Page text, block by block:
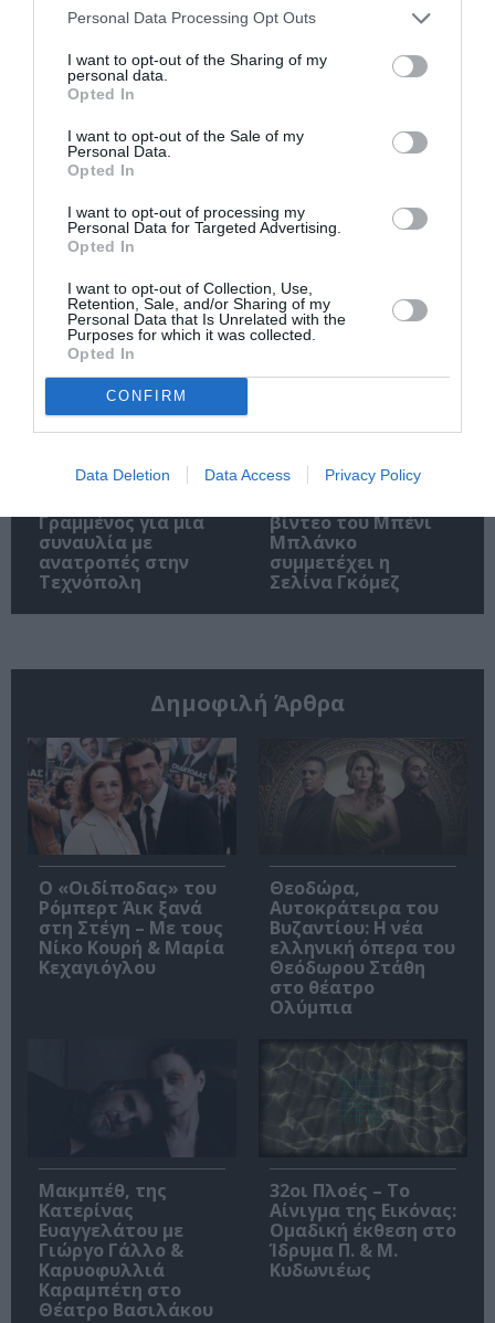
Personal Data Processing Opt Outs
I want to opt-out of the Sharing of my
personal data.
Opted In
I want to opt-out of the Sale of my
Personal Data.
Opted In
I want to opt-out of processing my
Personal Data for Targeted Advertising.
Opted In
I want to opt-out of Collection, Use,
Retention, Sale, and/or Sharing of my
Personal Data that Is Unrelated with the
Purposes for which it was collected.
Opted In
CONFIRM
Data Deletion Data Access Privacy Policy
Σχετικά Άρθρα
Symphonic Fantasy”
έρχεται στην
Ελλάδα με την
Κρατική Ορχήστρα
Αθηνών
ελληνικού
κινηματογράφου:
Αδάμ Τσαρούχης
στην Ταράτσα του
Λαμπέτη
Γραμμένος για μια
συναυλία με
ανατροπές στην
Τεχνόπολη
βίντεο του Μπένι
Μπλάνκο
συμμετέχει η
Σελίνα Γκόμεζ
Δημοφιλή Άρθρα
O «Οιδίποδας» του
Ρόμπερτ Άικ ξανά
στη Στέγη – Με τους
Νίκο Κουρή & Μαρία
Κεχαγιόγλου
Θεοδώρα,
Αυτοκράτειρα του
Βυζαντίου: Η νέα
ελληνική όπερα του
Θεόδωρου Στάθη
στο θέατρο
Ολύμπια
Μακμπέθ, της
Κατερίνας
Ευαγγελάτου με
Γιώργο Γάλλο &
Καρυοφυλλιά
Καραμπέτη στο
Θέατρο Βασιλάκου
32οι Πλοές – Το
Αίνιγμα της Εικόνας:
Ομαδική έκθεση στο
Ίδρυμα Π. & Μ.
Κυδωνιέως